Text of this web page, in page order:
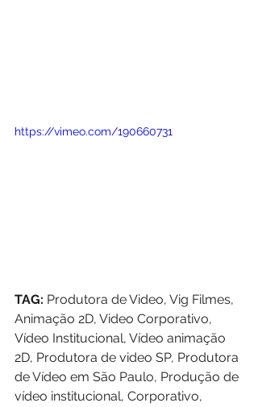
https://vimeo.com/190660731
TAG: Produtora de Video, Vig Filmes,
Animação 2D, Video Corporativo,
Vídeo Institucional, Vídeo animação
2D, Produtora de video SP, Produtora
de Vídeo em São Paulo, Produção de
vídeo institucional, Corporativo,